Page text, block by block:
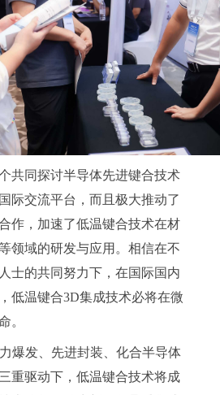
共同探讨半导体先进键合技术
际交流平台，而且极大推动了
作，加速了低温键合技术在材
领域的研发与应用。相信在不
士的共同努力下，在国际国内
低温键合3D集成技术必将在微
。
爆发、先进封装、化合半导体
重驱动下，低温键合技术将成